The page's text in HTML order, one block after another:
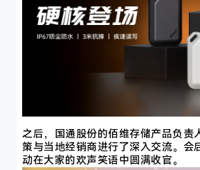
之后， 国通股份的佰维存储产品负责
策与当地经销商进行了深入交流。会
动在大家的欢声笑语中圆满收官。